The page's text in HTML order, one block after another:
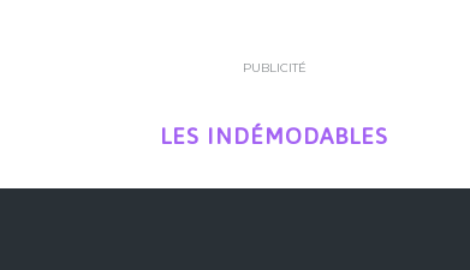
PUBLICITÉ
LES INDÉMODABLES